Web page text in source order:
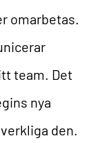
omarbetas.
team. Det
nya
den.